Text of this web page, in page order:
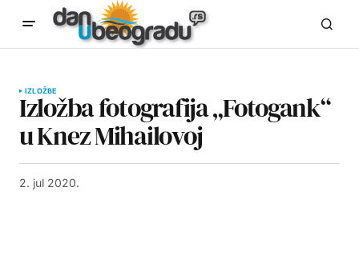
IZLOŽBE
Izložba fotografija „Fotogank“
u Knez Mihailovoj
2. jul 2020.